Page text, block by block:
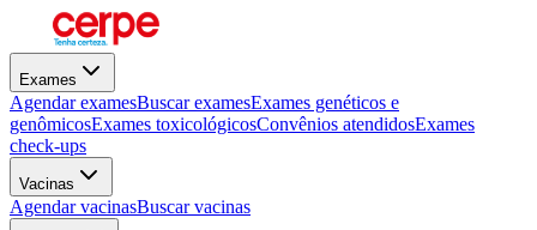
Exames
Agendar examesBuscar examesExames genéticos e
genômicosExames toxicológicosConvênios atendidosExames
check-ups
Vacinas
Agendar vacinasBuscar vacinas